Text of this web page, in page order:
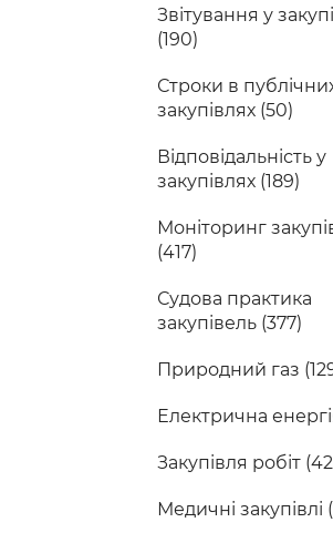
Звітування у
(190)
Строки в
закупівлях (50)
Відповідальність у
закупівлях (189)
Моніторинг
(417)
Судова практика
закупівель (377)
Природний газ
Електрична
Закупівля робіт
Медичні закупівлі